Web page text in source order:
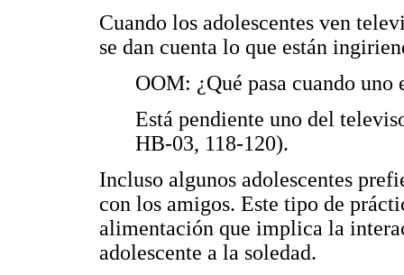
Cuando los adolescentes ven
se dan cuenta lo que están
OOM: ¿Qué pasa cuando
Está pendiente uno del
HB-03, 118-120).
Incluso algunos adolescentes
con los amigos. Este tipo de
alimentación que implica la
adolescente a la soledad.